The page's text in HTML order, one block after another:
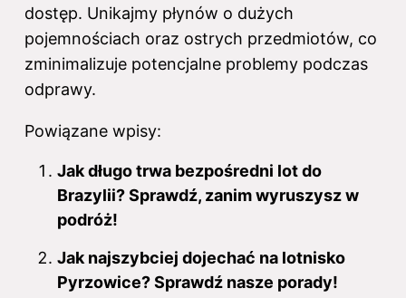
dostęp. Unikajmy płynów o dużych
pojemnościach oraz ostrych przedmiotów, co
zminimalizuje potencjalne problemy podczas
odprawy.
Powiązane wpisy:
Jak długo trwa bezpośredni lot do
Brazylii? Sprawdź, zanim wyruszysz w
podróż!
Jak najszybciej dojechać na lotnisko
Pyrzowice? Sprawdź nasze porady!